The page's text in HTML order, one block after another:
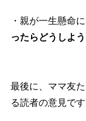
・親が一生懸命
ったらどうしよ
最後に、ママ友
る読者の意見です